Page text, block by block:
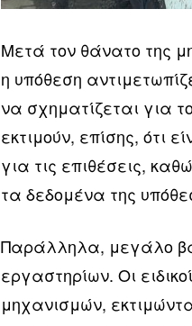
Μετά τον θάνατο της
η υπόθεση
να σχηματίζεται για
εκτιμούν, επίσης, ότι
για τις επιθέσεις,
τα δεδομένα της
Παράλληλα, μεγάλο
εργαστηρίων. Οι
μηχανισμών,